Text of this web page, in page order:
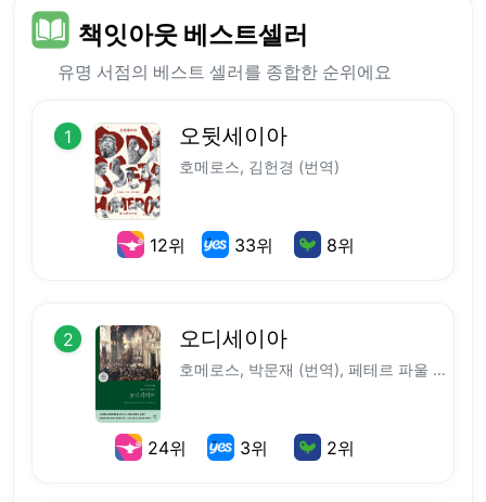
책잇아웃 베스트셀러
유명 서점의 베스트 셀러를 종합한 순위에요
1 오뒷세이아
호메로스, 김헌경 (번역)
12위 33위 8위
2 오디세이아
호메로스, 박문재 (번역), 페테르 파울 루벤스 (그림/사진)
24위 3위 2위